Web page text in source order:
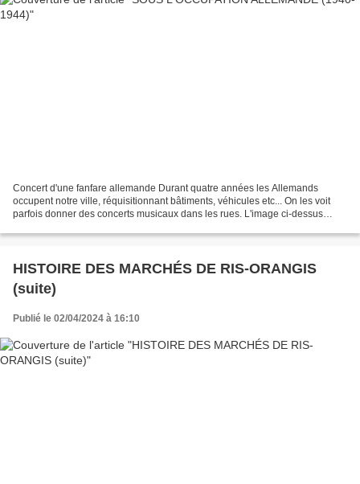
Concert d'une fanfare allemande Durant quatre années les Allemands
occupent notre ville, réquisitionnant bâtiments, véhicules etc... On les voit
parfois donner des concerts musicaux dans les rues. L'image ci-dessus
HISTOIRE DES MARCHÉS DE RIS-ORANGIS
(suite)
Publié le 02/04/2024 à 16:10